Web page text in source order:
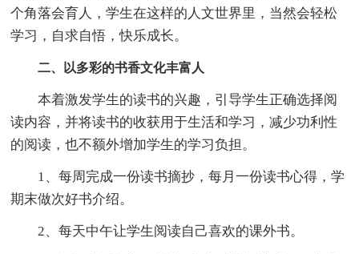
个角落会育人，学生在这样的人文世界里，当然会轻松
学习，自求自悟，快乐成长。
二、以多彩的书香文化丰富人
本着激发学生的读书的兴趣，引导学生正确选择阅
读内容，并将读书的收获用于生活和学习，减少功利性
的阅读，也不额外增加学生的学习负担。
1、每周完成一份读书摘抄，每月一份读书心得，学
期末做次好书介绍。
2、每天中午让学生阅读自己喜欢的课外书。